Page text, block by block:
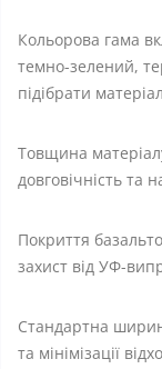
Кольорова гама
темно-зелений,
підібрати
Товщина
довговічність та
Покриття
захист від УФ-
Стандартна
та мінімізації